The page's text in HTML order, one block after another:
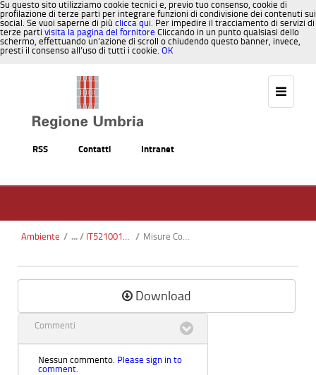
Su questo sito utilizziamo cookie tecnici e, previo tuo consenso, cookie di
profilazione di terze parti per integrare funzioni di condivisione dei contenuti sui
social. Se vuoi saperne di più clicca qui. Per impedire il tracciamento di servizi di
terze parti visita la pagina del fornitore Cliccando in un punto qualsiasi dello
schermo, effettuando un’azione di scroll o chiudendo questo banner, invece,
presti il consenso all’uso di tutti i cookie. OK
RSS Contatti Intranet
Ambiente / IT5210017 - Boschi di Pischiello - Torre Civitella / Misure Conservazione SIC IT5210017 Pischiello.pdf
Download
Commenti
Nessun commento. Please sign in to
comment.